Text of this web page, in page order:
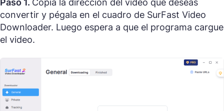
Paso 1. Copia la dirección del video que deseas
convertir y pégala en el cuadro de SurFast Video
Downloader. Luego espera a que el programa cargue
el video.